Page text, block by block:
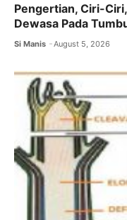
Pengertian, Ciri-
Dewasa Pada
Si Manis August 5, 2026